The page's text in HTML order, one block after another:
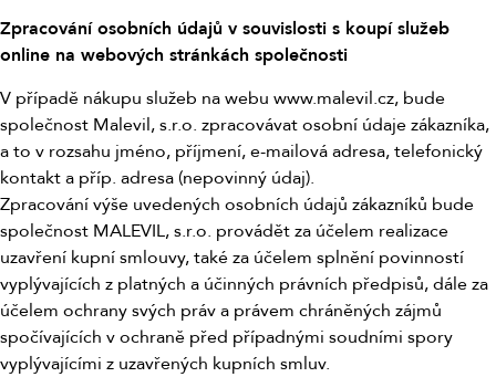
Zpracování osobních údajů v souvislosti s koupí služeb
online na webových stránkách společnosti
V případě nákupu služeb na webu www.malevil.cz, bude
společnost Malevil, s.r.o. zpracovávat osobní údaje zákazníka,
a to v rozsahu jméno, příjmení, e-mailová adresa, telefonický
kontakt a příp. adresa (nepovinný údaj).
Zpracování výše uvedených osobních údajů zákazníků bude
společnost MALEVIL, s.r.o. provádět za účelem realizace
uzavření kupní smlouvy, také za účelem splnění povinností
vyplývajících z platných a účinných právních předpisů, dále za
účelem ochrany svých práv a právem chráněných zájmů
spočívajících v ochraně před případnými soudními spory
vyplývajícími z uzavřených kupních smluv.